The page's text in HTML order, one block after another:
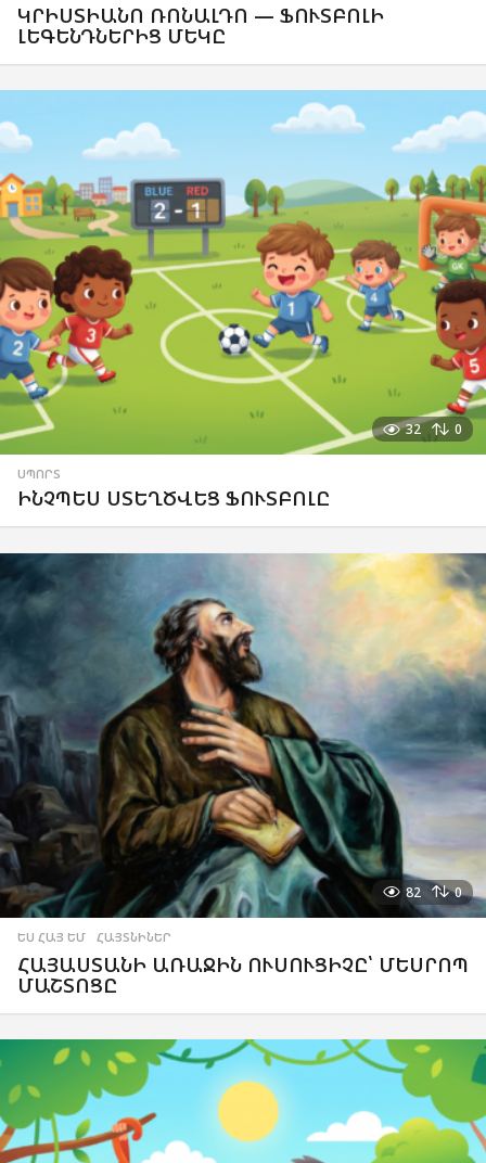
ԿՐԻՍՏԻԱՆՈ ՌՈՆԱԼԴՈ — ՖՈՒՏԲՈԼԻ
ԼԵԳԵՆԴՆԵՐԻՑ ՄԵԿԸ
32 0
ՍՊՈՐՏ
ԻՆՉՊԵՍ ՍՏԵՂԾՎԵՑ ՖՈՒՏԲՈԼԸ
82 0
ԵՍ ՀԱՅ ԵՄ ,ՀԱՅՏՆԻՆԵՐ
ՀԱՅԱՍՏԱՆԻ ԱՌԱՋԻՆ ՈՒՍՈՒՑԻՉԸ՝ ՄԵՍՐՈՊ
ՄԱՇՏՈՑԸ